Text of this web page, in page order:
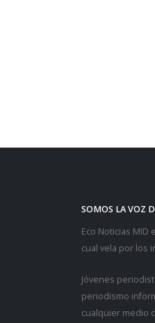
SOMOS LA VOZ
Eco Noticias MID
cual vela por los
Jóvenes
periodismo
cualquier medio